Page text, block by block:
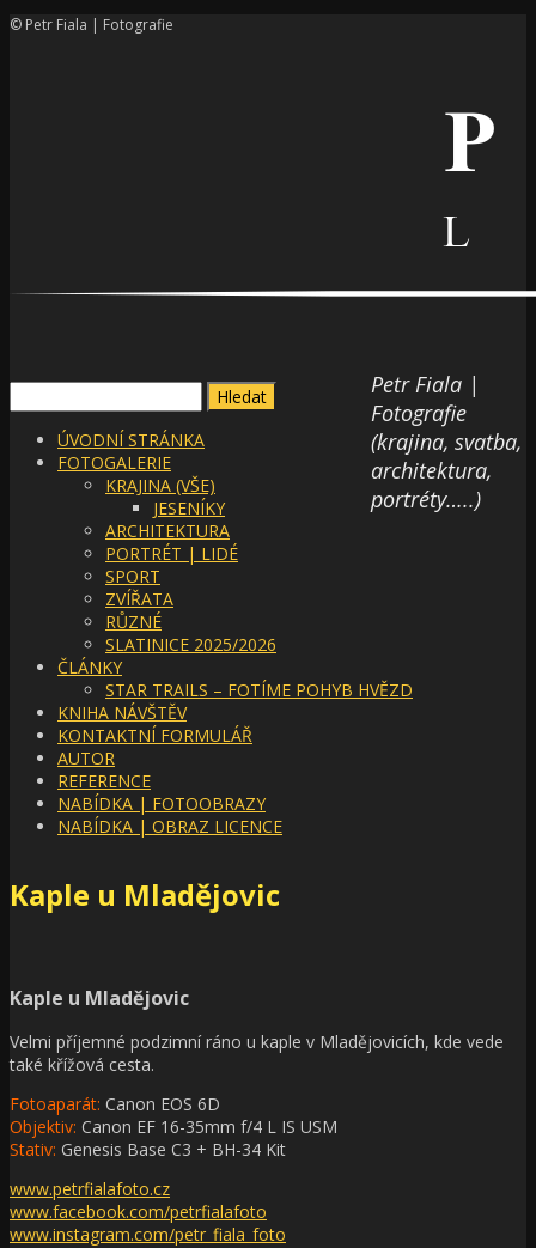
© Petr Fiala | Fotografie
Petr Fiala |
Fotografie
(krajina, svatba,
architektura,
portréty…..)
ÚVODNÍ STRÁNKA
FOTOGALERIE
KRAJINA (VŠE)
JESENÍKY
ARCHITEKTURA
PORTRÉT | LIDÉ
SPORT
ZVÍŘATA
RŮZNÉ
SLATINICE 2025/2026
ČLÁNKY
STAR TRAILS – FOTÍME POHYB HVĚZD
KNIHA NÁVŠTĚV
KONTAKTNÍ FORMULÁŘ
AUTOR
REFERENCE
NABÍDKA | FOTOOBRAZY
NABÍDKA | OBRAZ LICENCE
Kaple u Mladějovic
Kaple u Mladějovic
Velmi příjemné podzimní ráno u kaple v Mladějovicích, kde vede
také křížová cesta.
Fotoaparát: Canon EOS 6D
Objektiv: Canon EF 16-35mm f/4 L IS USM
Stativ: Genesis Base C3 + BH-34 Kit
www.petrfialafoto.cz
www.facebook.com/petrfialafoto
www.instagram.com/petr_fiala_foto